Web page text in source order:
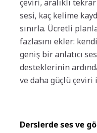
çeviri, aralıklı
sesi, kaç kelime
sınırla. Ücretli
fazlasını ekler:
geniş bir anlatıcı
desteklerinin
ve daha güçlü çeviri
Derslerde ses ve